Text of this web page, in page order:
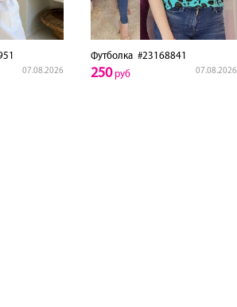
07.08.2026
Футболка #23168841
07.08.2026
250руб